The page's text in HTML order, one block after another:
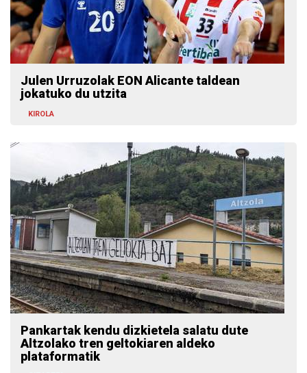
Julen Urruzolak EON Alicante taldean
jokatuko du utzita
KIROLA
Pankartak kendu dizkietela salatu dute
Altzolako tren geltokiaren aldeko
plataformatik